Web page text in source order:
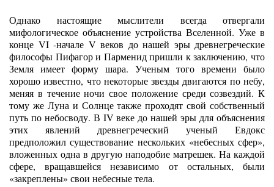
Однако настоящие мыслители всегда отвергали
мифологическое объяснение устройства Вселенной. Уже в
конце VI -начале V веков до нашей эры древнегреческие
философы Пифагор и Парменид пришли к заключению, что
Земля имеет форму шара. Ученым того времени было
хорошо известно, что некоторые звезды двигаются по небу,
меняя в течение ночи свое положение среди созвездий. К
тому же Луна и Солнце также проходят свой собственный
путь по небосводу. В IV веке до нашей эры для объяснения
этих явлений древнегреческий ученый Евдокс
предположил существование нескольких «небесных сфер»,
вложенных одна в другую наподобие матрешек. На каждой
сфере, вращавшейся независимо от остальных, были
«закреплены» свои небесные тела.